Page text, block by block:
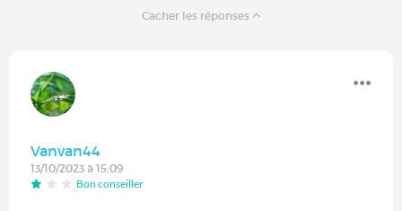
Cacher les réponses
Vanvan44
13/10/2023 à 15:09
Bon conseiller